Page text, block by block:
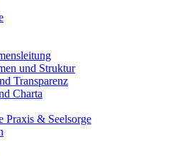
und Struktur
Transparenz
Charta
Praxis & Seelsorge